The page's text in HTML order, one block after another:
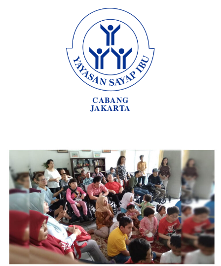
CABANG
JAKARTA